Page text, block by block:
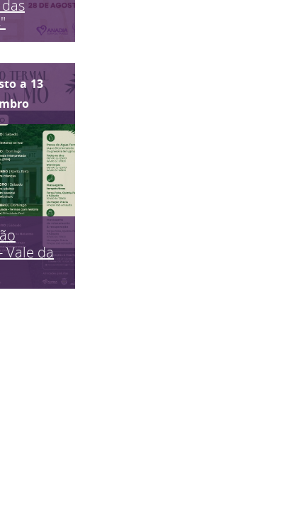
a 13
Vale da